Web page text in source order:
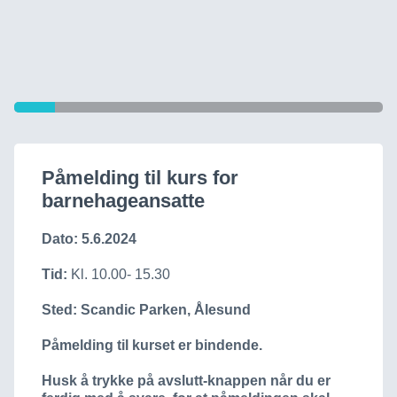
Påmelding til kurs for
barnehageansatte
Dato: 5.6.2024
Tid: Kl. 10.00- 15.30
Sted: Scandic Parken, Ålesund
Påmelding til kurset er bindende.
Husk å trykke på avslutt-knappen når du er